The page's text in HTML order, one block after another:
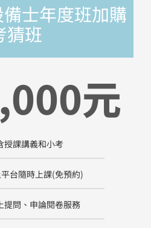
士年度班​加購
猜班
元
授課講義和小考
台隨時上課(免預約)
提問、申論閱卷服務